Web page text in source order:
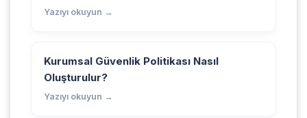
Yazıyı okuyun →
Kurumsal Güvenlik Politikası Nasıl
Oluşturulur?
Yazıyı okuyun →